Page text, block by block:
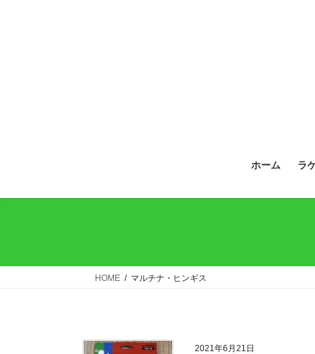
ホーム ラ
HOME マルチナ・ヒンギス
2021年6月21日